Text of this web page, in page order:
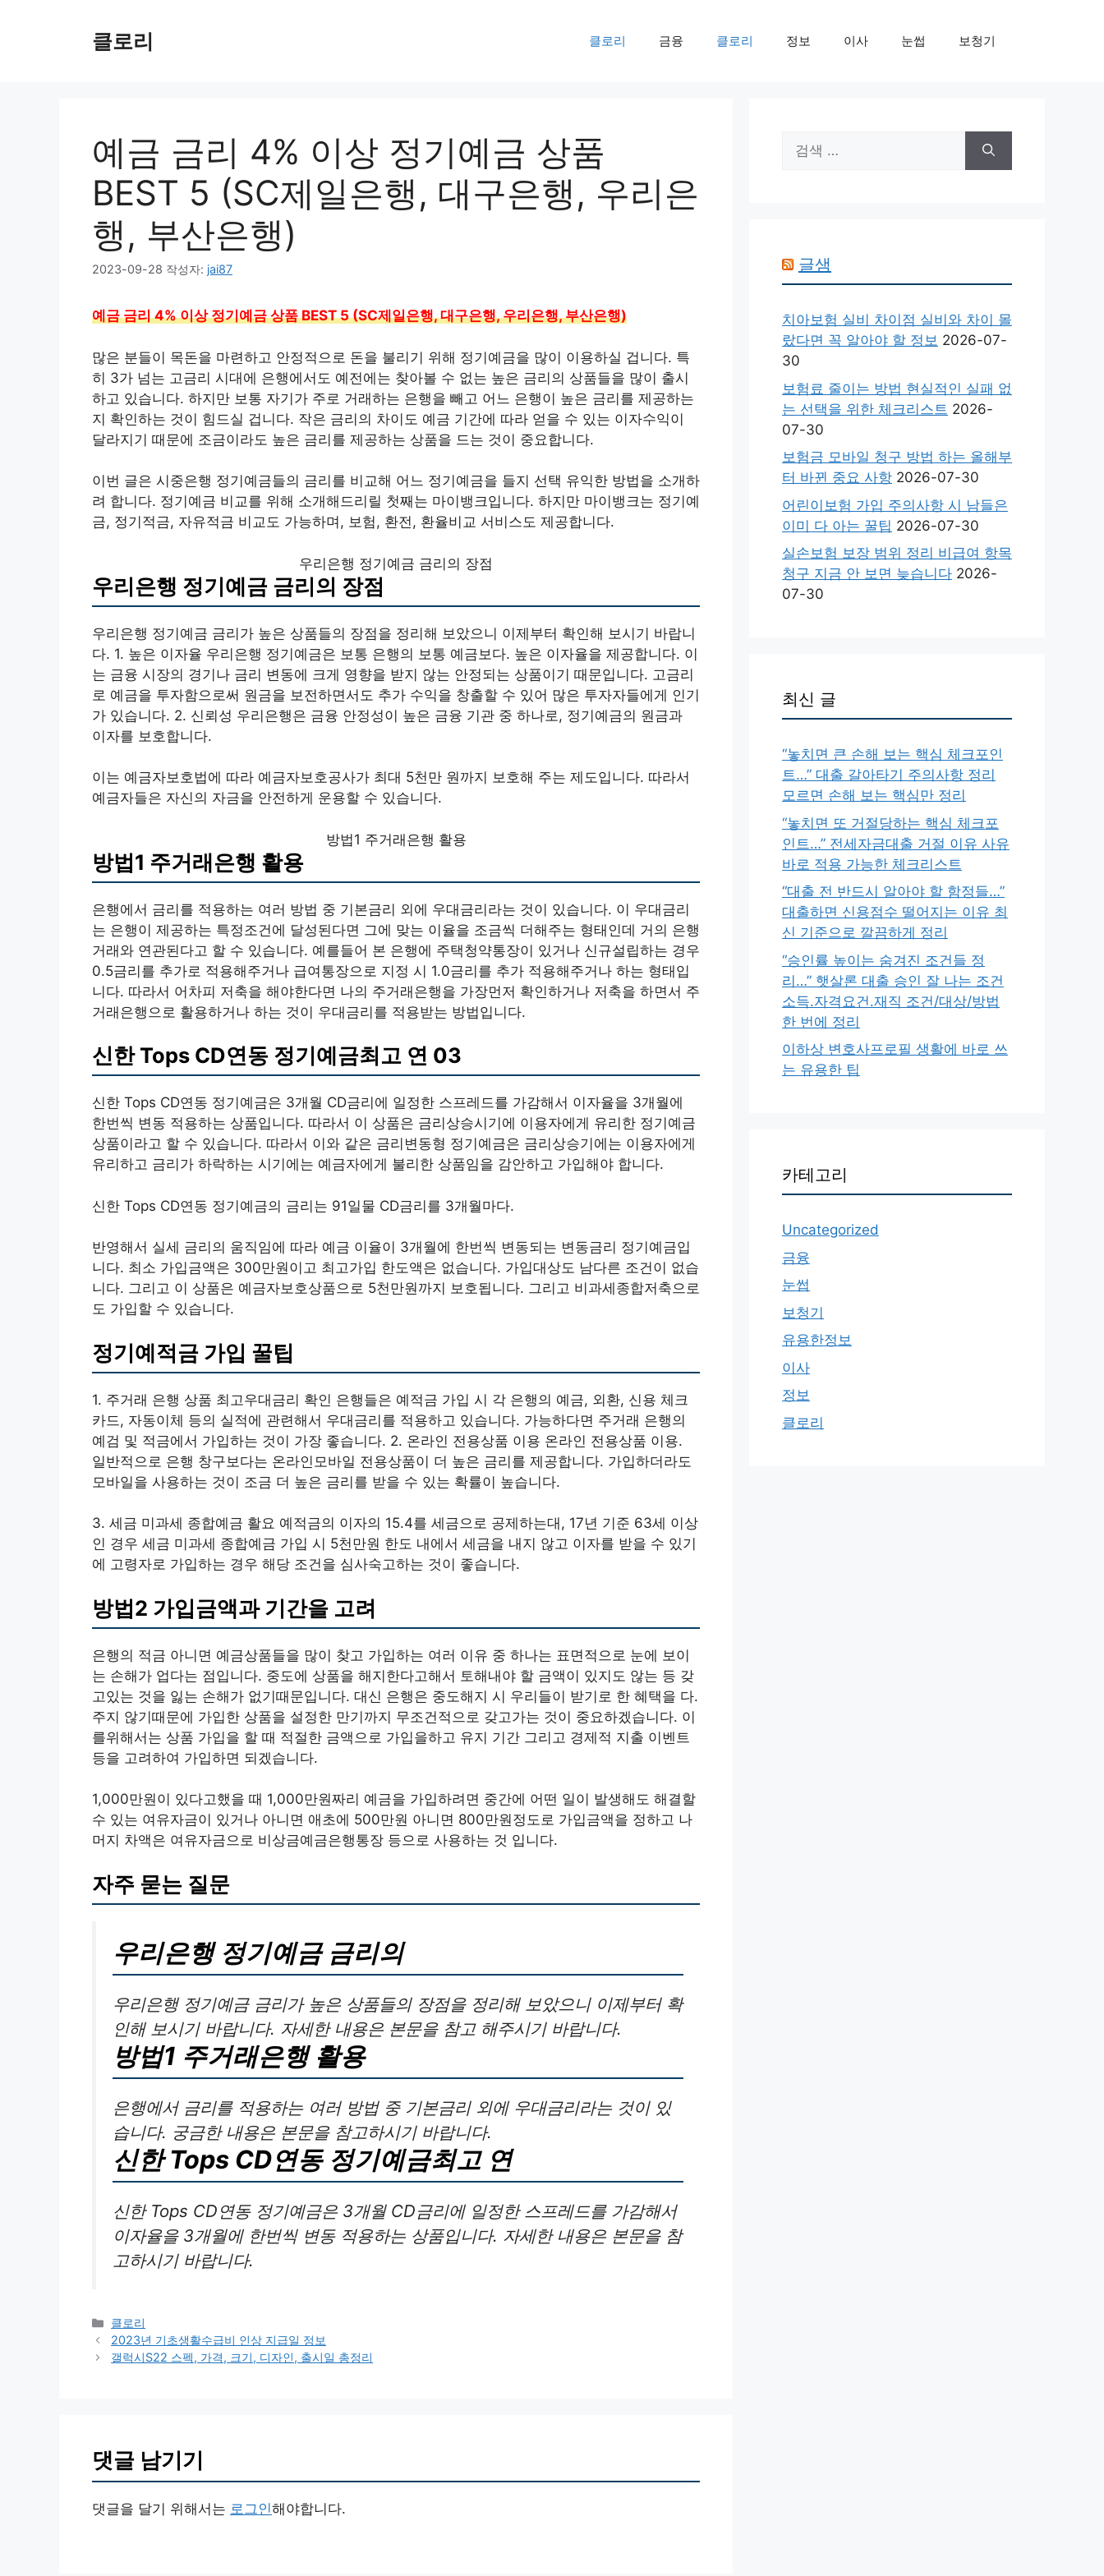
클로리 클로리 금융 클로리 정보 이사 눈썹 보청기
예금 금리 4% 이상 정기예금 상품
BEST 5 (SC제일은행, 대구은행, 우리은
행, 부산은행)
2023-09-28 작성자: jai87
예금 금리 4% 이상 정기예금 상품 BEST 5 (SC제일은행, 대구은행, 우리은행, 부산은행)
많은 분들이 목돈을 마련하고 안정적으로 돈을 불리기 위해 정기예금을 많이 이용하실 겁니다. 특
히 3가 넘는 고금리 시대에 은행에서도 예전에는 찾아볼 수 없는 높은 금리의 상품들을 많이 출시
하고 있습니다. 하지만 보통 자기가 주로 거래하는 은행을 빼고 어느 은행이 높은 금리를 제공하는
지 확인하는 것이 힘드실 겁니다. 작은 금리의 차이도 예금 기간에 따라 얻을 수 있는 이자수익이
달라지기 때문에 조금이라도 높은 금리를 제공하는 상품을 드는 것이 중요합니다.
이번 글은 시중은행 정기예금들의 금리를 비교해 어느 정기예금을 들지 선택 유익한 방법을 소개하
려 합니다. 정기예금 비교를 위해 소개해드리릴 첫째는 마이뱅크입니다. 하지만 마이뱅크는 정기예
금, 정기적금, 자유적금 비교도 가능하며, 보험, 환전, 환율비교 서비스도 제공합니다.
우리은행 정기예금 금리의 장점
우리은행 정기예금 금리의 장점
우리은행 정기예금 금리가 높은 상품들의 장점을 정리해 보았으니 이제부터 확인해 보시기 바랍니
다. 1. 높은 이자율 우리은행 정기예금은 보통 은행의 보통 예금보다. 높은 이자율을 제공합니다. 이
는 금융 시장의 경기나 금리 변동에 크게 영향을 받지 않는 안정되는 상품이기 때문입니다. 고금리
로 예금을 투자함으로써 원금을 보전하면서도 추가 수익을 창출할 수 있어 많은 투자자들에게 인기
가 있습니다. 2. 신뢰성 우리은행은 금융 안정성이 높은 금융 기관 중 하나로, 정기예금의 원금과
이자를 보호합니다.
이는 예금자보호법에 따라 예금자보호공사가 최대 5천만 원까지 보호해 주는 제도입니다. 따라서
예금자들은 자신의 자금을 안전하게 운용할 수 있습니다.
방법1 주거래은행 활용
방법1 주거래은행 활용
은행에서 금리를 적용하는 여러 방법 중 기본금리 외에 우대금리라는 것이 있습니다. 이 우대금리
는 은행이 제공하는 특정조건에 달성된다면 그에 맞는 이율을 조금씩 더해주는 형태인데 거의 은행
거래와 연관된다고 할 수 있습니다. 예를들어 본 은행에 주택청약통장이 있거나 신규설립하는 경우
0.5금리를 추가로 적용해주거나 급여통장으로 지정 시 1.0금리를 추가 적용해주거나 하는 형태입
니다. 따라서 어차피 저축을 해야한다면 나의 주거래은행을 가장먼저 확인하거나 저축을 하면서 주
거래은행으로 활용하거나 하는 것이 우대금리를 적용받는 방법입니다.
신한 Tops CD연동 정기예금최고 연 03
신한 Tops CD연동 정기예금은 3개월 CD금리에 일정한 스프레드를 가감해서 이자율을 3개월에
한번씩 변동 적용하는 상품입니다. 따라서 이 상품은 금리상승시기에 이용자에게 유리한 정기예금
상품이라고 할 수 있습니다. 따라서 이와 같은 금리변동형 정기예금은 금리상승기에는 이용자에게
유리하고 금리가 하락하는 시기에는 예금자에게 불리한 상품임을 감안하고 가입해야 합니다.
신한 Tops CD연동 정기예금의 금리는 91일물 CD금리를 3개월마다.
반영해서 실세 금리의 움직임에 따라 예금 이율이 3개월에 한번씩 변동되는 변동금리 정기예금입
니다. 최소 가입금액은 300만원이고 최고가입 한도액은 없습니다. 가입대상도 남다른 조건이 없습
니다. 그리고 이 상품은 예금자보호상품으로 5천만원까지 보호됩니다. 그리고 비과세종합저축으로
도 가입할 수 있습니다.
정기예적금 가입 꿀팁
1. 주거래 은행 상품 최고우대금리 확인 은행들은 예적금 가입 시 각 은행의 예금, 외환, 신용 체크
카드, 자동이체 등의 실적에 관련해서 우대금리를 적용하고 있습니다. 가능하다면 주거래 은행의
예검 및 적금에서 가입하는 것이 가장 좋습니다. 2. 온라인 전용상품 이용 온라인 전용상품 이용.
일반적으로 은행 창구보다는 온라인모바일 전용상품이 더 높은 금리를 제공합니다. 가입하더라도
모바일을 사용하는 것이 조금 더 높은 금리를 받을 수 있는 확률이 높습니다.
3. 세금 미과세 종합예금 활요 예적금의 이자의 15.4를 세금으로 공제하는대, 17년 기준 63세 이상
인 경우 세금 미과세 종합예금 가입 시 5천만원 한도 내에서 세금을 내지 않고 이자를 받을 수 있기
에 고령자로 가입하는 경우 해당 조건을 심사숙고하는 것이 좋습니다.
방법2 가입금액과 기간을 고려
은행의 적금 아니면 예금상품들을 많이 찾고 가입하는 여러 이유 중 하나는 표면적으로 눈에 보이
는 손해가 업다는 점입니다. 중도에 상품을 해지한다고해서 토해내야 할 금액이 있지도 않는 등 갖
고있는 것을 잃는 손해가 없기때문입니다. 대신 은행은 중도해지 시 우리들이 받기로 한 혜택을 다.
주지 않기때문에 가입한 상품을 설정한 만기까지 무조건적으로 갖고가는 것이 중요하겠습니다. 이
를위해서는 상품 가입을 할 때 적절한 금액으로 가입을하고 유지 기간 그리고 경제적 지출 이벤트
등을 고려하여 가입하면 되겠습니다.
1,000만원이 있다고했을 때 1,000만원짜리 예금을 가입하려면 중간에 어떤 일이 발생해도 해결할
수 있는 여유자금이 있거나 아니면 애초에 500만원 아니면 800만원정도로 가입금액을 정하고 나
머지 차액은 여유자금으로 비상금예금은행통장 등으로 사용하는 것 입니다.
자주 묻는 질문
우리은행 정기예금 금리의
우리은행 정기예금 금리가 높은 상품들의 장점을 정리해 보았으니 이제부터 확
인해 보시기 바랍니다. 자세한 내용은 본문을 참고 해주시기 바랍니다.
방법1 주거래은행 활용
은행에서 금리를 적용하는 여러 방법 중 기본금리 외에 우대금리라는 것이 있
습니다. 궁금한 내용은 본문을 참고하시기 바랍니다.
신한 Tops CD연동 정기예금최고 연
신한 Tops CD연동 정기예금은 3개월 CD금리에 일정한 스프레드를 가감해서
이자율을 3개월에 한번씩 변동 적용하는 상품입니다. 자세한 내용은 본문을 참
고하시기 바랍니다.
카
테
고
클로리
2023년 기초생활수급비 인상 지급일 정보
갤럭시S22 스펙, 가격, 크기, 디자인, 출시일 총정리
댓글 남기기
댓글을 달기 위해서는 로그인해야합니다.
색:
글샘
치아보험 실비 차이점 실비와 차이 몰
랐다면 꼭 알아야 할 정보 2026-07-
30
보험료 줄이는 방법 현실적인 실패 없
는 선택을 위한 체크리스트 2026-
07-30
보험금 모바일 청구 방법 하는 올해부
터 바뀐 중요 사항 2026-07-30
어린이보험 가입 주의사항 시 남들은
이미 다 아는 꿀팁 2026-07-30
실손보험 보장 범위 정리 비급여 항목
청구 지금 안 보면 늦습니다 2026-
07-30
최신 글
“놓치면 큰 손해 보는 핵심 체크포인
트…” 대출 갈아타기 주의사항 정리
모르면 손해 보는 핵심만 정리
“놓치면 또 거절당하는 핵심 체크포
인트…” 전세자금대출 거절 이유 사유
바로 적용 가능한 체크리스트
“대출 전 반드시 알아야 할 함정들…”
대출하면 신용점수 떨어지는 이유 최
신 기준으로 깔끔하게 정리
“승인률 높이는 숨겨진 조건들 정
리…” 햇살론 대출 승인 잘 나는 조건
소득.자격요건.재직 조건/대상/방법
한 번에 정리
이하상 변호사프로필 생활에 바로 쓰
는 유용한 팁
카테고리
Uncategorized
금융
눈썹
보청기
유용한정보
이사
정보
클로리